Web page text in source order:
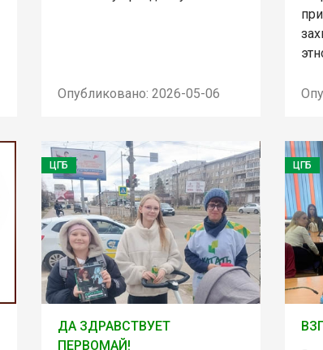
Опубликовано: 2026-05-06
ЦГБ
ДА ЗДРАВСТВУЕТ
ПЕРВОМАЙ!
ЦГБ